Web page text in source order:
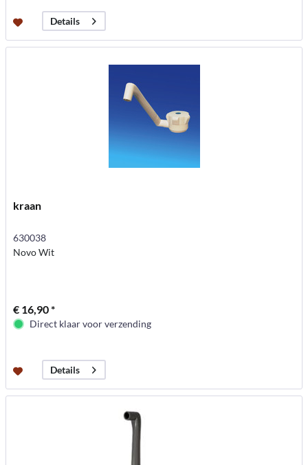
Details
kraan
630038
Novo Wit
€ 16,90 *
Direct klaar voor verzending
Details